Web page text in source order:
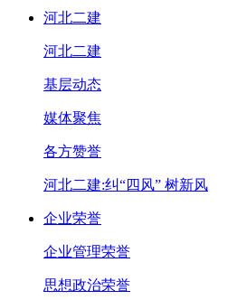
河北二建
河北二建
基层动态
媒体聚焦
各方赞誉
河北二建:纠“四风” 树新风
企业荣誉
企业管理荣誉
思想政治荣誉